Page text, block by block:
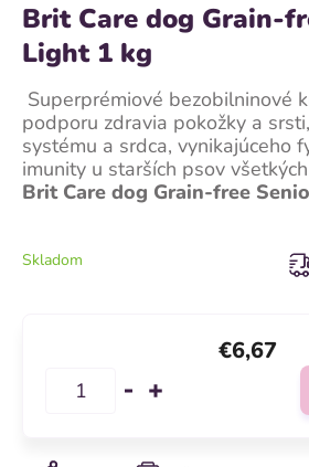
Brit Care dog Grain-
Light 1 kg
Brit Care dog Grain-free
Superprémiové bezobilninové
podporu zdravia pokožky a
systému a srdca, vynikajúceho
imunity u starších psov
Skladom
€6,67